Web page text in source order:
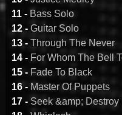
11 -Bass Solo
12 -Guitar Solo
13 -Through The Never
14 -For Whom The Bell
15 -Fade To Black
16 -Master Of Puppets
17 -Seek &amp; Destroy